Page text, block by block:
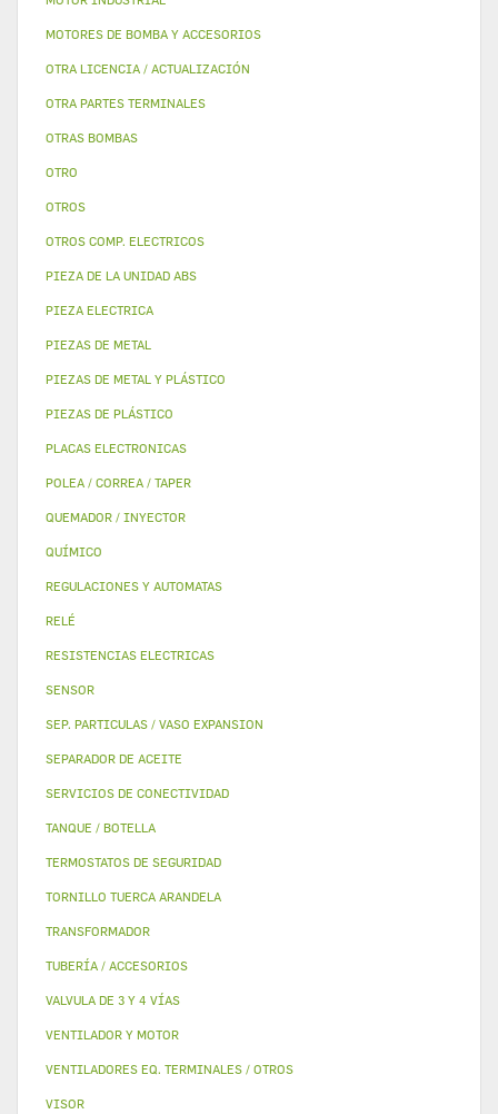
MOTORES DE BOMBA Y ACCESORIOS
OTRA LICENCIA / ACTUALIZACIÓN
OTRA PARTES TERMINALES
OTRAS BOMBAS
OTRO
OTROS
OTROS COMP. ELECTRICOS
PIEZA DE LA UNIDAD ABS
PIEZA ELECTRICA
PIEZAS DE METAL
PIEZAS DE METAL Y PLÁSTICO
PIEZAS DE PLÁSTICO
PLACAS ELECTRONICAS
POLEA / CORREA / TAPER
QUEMADOR / INYECTOR
QUÍMICO
REGULACIONES Y AUTOMATAS
RELÉ
RESISTENCIAS ELECTRICAS
SENSOR
SEP. PARTICULAS / VASO EXPANSION
SEPARADOR DE ACEITE
SERVICIOS DE CONECTIVIDAD
TANQUE / BOTELLA
TERMOSTATOS DE SEGURIDAD
TORNILLO TUERCA ARANDELA
TRANSFORMADOR
TUBERÍA / ACCESORIOS
VALVULA DE 3 Y 4 VÍAS
VENTILADOR Y MOTOR
VENTILADORES EQ. TERMINALES / OTROS
VISOR